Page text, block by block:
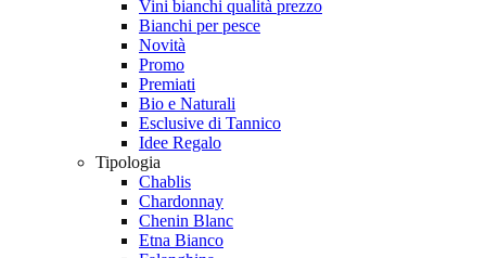
Vini bianchi qualità prezzo
Bianchi per pesce
Novità
Promo
Premiati
Bio e Naturali
Esclusive di Tannico
Idee Regalo
Tipologia
Chablis
Chardonnay
Chenin Blanc
Etna Bianco